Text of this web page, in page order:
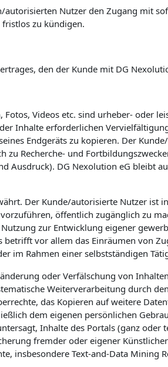
Nutzer den Zugang mit
zu kündigen.
den der Kunde mit DG
Videos etc. sind urheber- oder
Inhalte erforderlichen
Endgeräts zu kopieren. Der
Recherche- und
Ausdruck). DG Nexolution eG bleibt
Der Kunde/autorisierte Nutzer ist
öffentlich zugänglich zu
zur Entwicklung eigener
vor allem das Einräumen von
im Rahmen einer selbstständigen
oder Verfälschung von
Weiterverarbeitung durch
das Kopieren auf weitere
dem eigenen persönlichen
Inhalte des Portals (ganz
fremder oder eigener
insbesondere Text-and-Data Mining